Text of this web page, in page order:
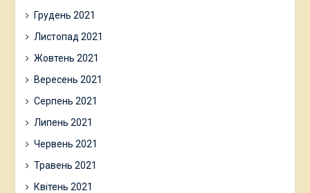
Грудень 2021
Листопад 2021
Жовтень 2021
Вересень 2021
Серпень 2021
Липень 2021
Червень 2021
Травень 2021
Квітень 2021